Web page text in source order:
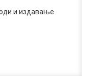
и издавање